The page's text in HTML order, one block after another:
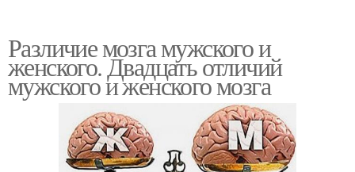
Различие мозга мужского и
женского. Двадцать отличий
мужского и женского мозга